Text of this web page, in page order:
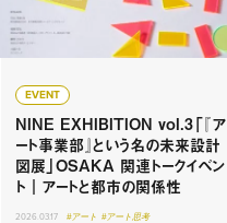
EVENT
NINE EXHIBITION vol.3「『ア
ート事業部』という名の未来設計
図展」OSAKA 関連トークイベン
ト｜アートと都市の関係性
2026.03.17 #アート #アート思考